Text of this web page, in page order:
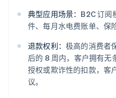
典型应用场景： B2C 订阅
件、每月水电费账单、保
退款权利： 极高的消费者
后的 8 周内，客户拥有无
授权或欺诈性的扣款，客
议。